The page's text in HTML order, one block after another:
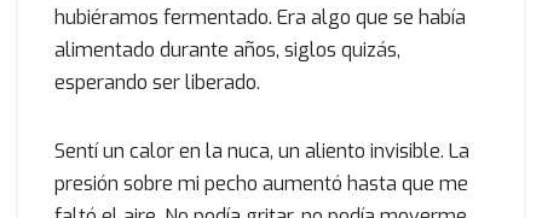
hubiéramos fermentado. Era algo que se había
alimentado durante años, siglos quizás,
esperando ser liberado.
Sentí un calor en la nuca, un aliento invisible. La
presión sobre mi pecho aumentó hasta que me